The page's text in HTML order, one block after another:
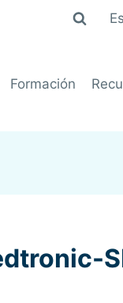
Formación